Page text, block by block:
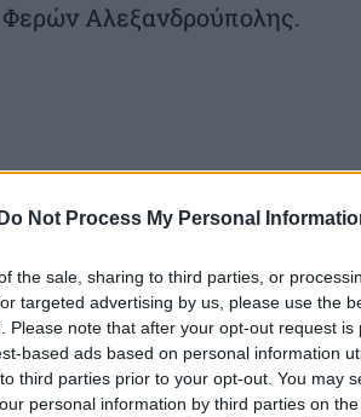
Do Not Process My Personal
the sale, sharing to third parties, or
targeted advertising by us, please use the
Please note that after your opt-out request is
based ads based on personal information
third parties prior to your opt-out. You may
personal information by third parties on the
Φερών Αλεξανδρούπολης.